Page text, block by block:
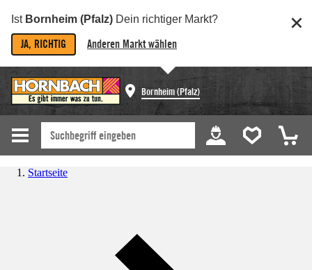
Ist Bornheim (Pfalz) Dein richtiger Markt?
JA, RICHTIG Anderen Markt wählen
Bornheim (Pfalz)
Startseite